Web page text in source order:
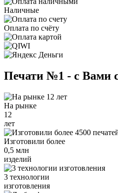
Наличные
Оплата по счёту
Печати №1 - с Вами с
На рынке
12
лет
Изготовили более
0,5 млн
изделий
3 технологии
изготовления